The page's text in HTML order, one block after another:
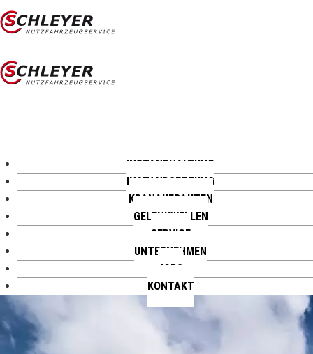
INSTANDHALTUNG
INSTANDSETZUNG
KRANAUFBAUTEN
GELENKWELLEN
SERVICE
UNTERNEHMEN
JOBS
KONTAKT